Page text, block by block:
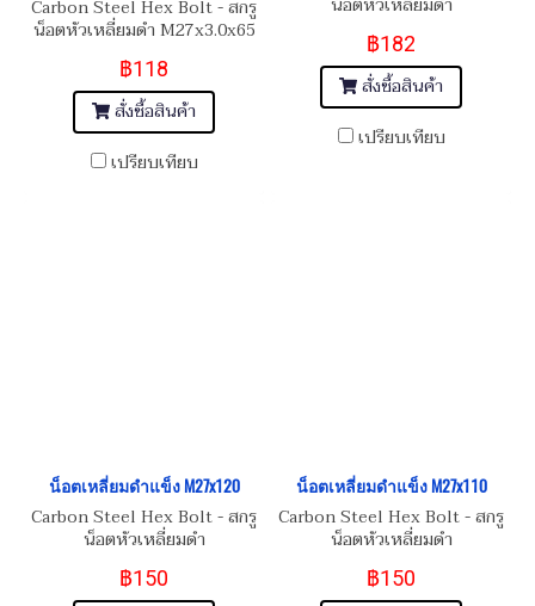
Carbon Steel Hex Bolt - สกรู
น็อตหัวเหลี่ยมดำ M27x3.0x65
฿118
สั่งซื้อสินค้า
เปรียบเทียบ
฿182
สั่งซื้อสินค้า
เปรียบเทียบ
น็อตเหลี่ยมดำแข็ง M27x120
Carbon Steel Hex Bolt - สกรู
น็อตหัวเหลี่ยมดำ
M27x3.0x120
฿150
น็อตเหลี่ยมดำแข็ง M27x110
Carbon Steel Hex Bolt - สกรู
น็อตหัวเหลี่ยมดำ
M27x3.0x110
฿150